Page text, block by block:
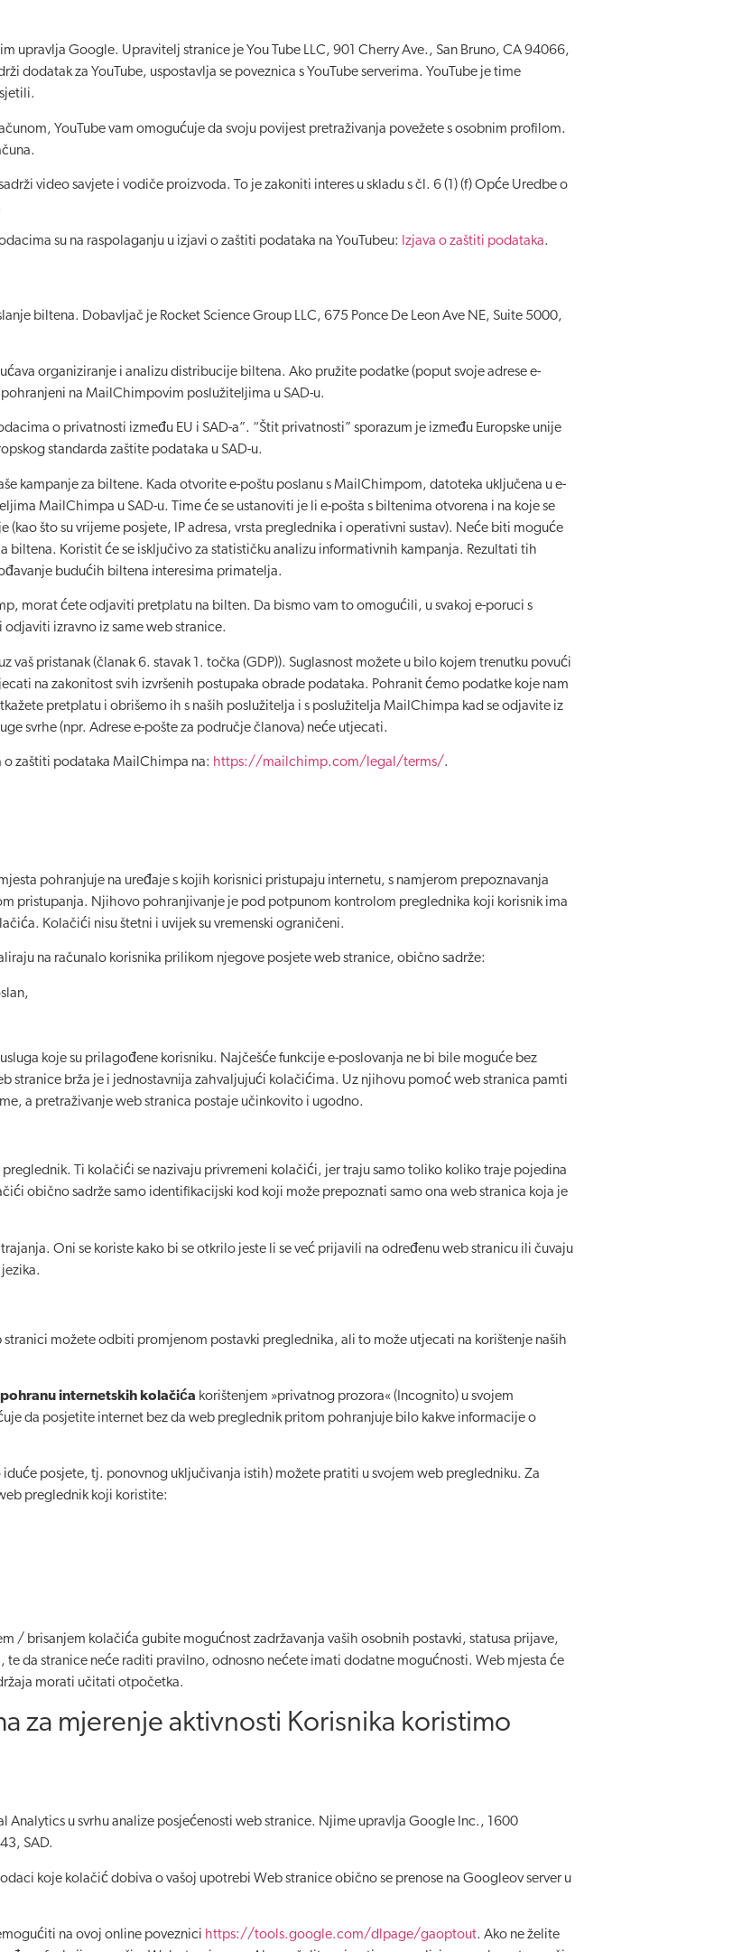
upravlja Google. Upravitelj stranice je You Tube LLC, 901 Cherry Ave., San Bruno, CA 94066,
dodatak za YouTube, uspostavlja se poveznica s YouTube serverima. YouTube je time
YouTube vam omogućuje da svoju povijest pretraživanja povežete s osobnim profilom.
video savjete i vodiče proizvoda. To je zakoniti interes u skladu s čl. 6 (1) (f) Opće Uredbe o
su na raspolaganju u izjavi o zaštiti podataka na YouTubeu: Izjava o zaštiti podataka.
biltena. Dobavljač je Rocket Science Group LLC, 675 Ponce De Leon Ave NE, Suite 5000,
organiziranje i analizu distribucije biltena. Ako pružite podatke (poput svoje adrese e-
na MailChimpovim poslužiteljima u SAD-u.
o privatnosti između EU i SAD-a”. “Štit privatnosti” sporazum je između Europske unije
standarda zaštite podataka u SAD-u.
kampanje za biltene. Kada otvorite e-poštu poslanu s MailChimpom, datoteka uključena u e-
MailChimpa u SAD-u. Time će se ustanoviti je li e-pošta s biltenima otvorena i na koje se
(kao što su vrijeme posjete, IP adresa, vrsta preglednika i operativni sustav). Neće biti moguće
Koristit će se isključivo za statističku analizu informativnih kampanja. Rezultati tih
budućih biltena interesima primatelja.
morat ćete odjaviti pretplatu na bilten. Da bismo vam to omogućili, u svakoj e-poruci s
izravno iz same web stranice.
vaš pristanak (članak 6. stavak 1. točka (GDP)). Suglasnost možete u bilo kojem trenutku povući
na zakonitost svih izvršenih postupaka obrade podataka. Pohranit ćemo podatke koje nam
pretplatu i obrišemo ih s naših poslužitelja i s poslužitelja MailChimpa kad se odjavite iz
svrhe (npr. Adrese e-pošte za područje članova) neće utjecati.
zaštiti podataka MailChimpa na: https://mailchimp.com/legal/terms/.
pohranjuje na uređaje s kojih korisnici pristupaju internetu, s namjerom prepoznavanja
pristupanja. Njihovo pohranjivanje je pod potpunom kontrolom preglednika koji korisnik ima
Kolačići nisu štetni i uvijek su vremenski ograničeni.
na računalo korisnika prilikom njegove posjete web stranice, obično sadrže:
koje su prilagođene korisniku. Najčešće funkcije e-poslovanja ne bi bile moguće bez
stranice brža je i jednostavnija zahvaljujući kolačićima. Uz njihovu pomoć web stranica pamti
a pretraživanje web stranica postaje učinkovito i ugodno.
Ti kolačići se nazivaju privremeni kolačići, jer traju samo toliko koliko traje pojedina
obično sadrže samo identifikacijski kod koji može prepoznati samo ona web stranica koja je
Oni se koriste kako bi se otkrilo jeste li se već prijavili na određenu web stranicu ili čuvaju
stranici možete odbiti promjenom postavki preglednika, ali to može utjecati na korištenje naših
internetskih kolačića korištenjem »privatnog prozora« (Incognito) u svojem
da posjetite internet bez da web preglednik pritom pohranjuje bilo kakve informacije o
iduće posjete, tj. ponovnog uključivanja istih) možete pratiti u svojem web pregledniku. Za
preglednik koji koristite:
/ brisanjem kolačića gubite mogućnost zadržavanja vaših osobnih postavki, statusa prijave,
da stranice neće raditi pravilno, odnosno nećete imati dodatne mogućnosti. Web mjesta će
morati učitati otpočetka.
za mjerenje aktivnosti Korisnika koristimo
Analytics u svrhu analize posjećenosti web stranice. Njime upravlja Google Inc., 1600
SAD.
koje kolačić dobiva o vašoj upotrebi Web stranice obično se prenose na Googleov server u
na ovoj online poveznici https://tools.google.com/dlpage/gaoptout. Ako ne želite